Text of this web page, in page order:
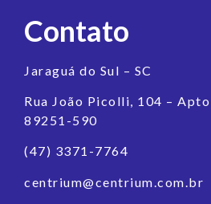
Contato
Jaraguá do Sul – SC
Rua João Picolli, 104 –
89251-590
(47) 3371-7764
centrium@centrium.com.br